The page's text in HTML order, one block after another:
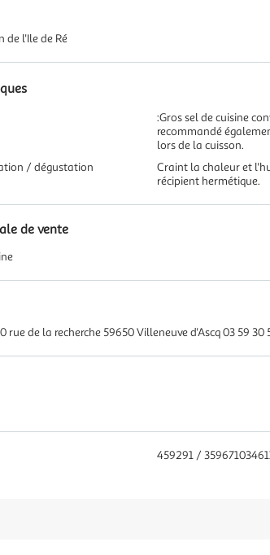
de l'Ile de Ré
:Gros sel de cuisine
recommandé
lors de la cuisson.
/ dégustation
Craint la chaleur et
récipient hermétique.
de vente
rue de la recherche 59650 Villeneuve d'Ascq 03 59
459291 /